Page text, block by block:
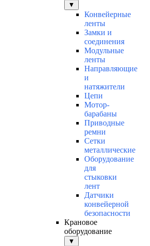
▼
Конвейерные
ленты
Замки и
соединения
Модульные
ленты
Направляющие
и
натяжители
Цепи
Мотор-
барабаны
Приводные
ремни
Сетки
металлические
Оборудование
для
стыковки
лент
Датчики
конвейерной
безопасности
Крановое
оборудование
▼